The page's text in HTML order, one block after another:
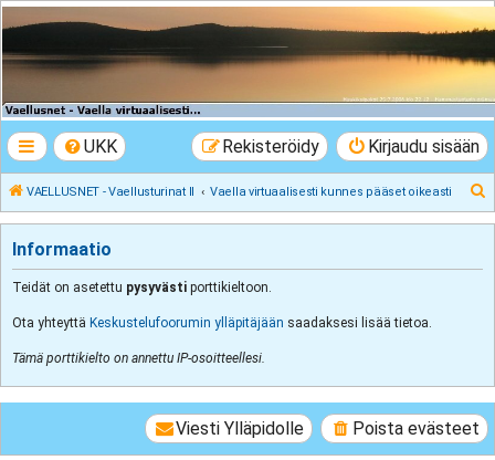
VAELLUSNET -
Vaellusturinat II
UKK Kirjaudu sisään
Rekisteröidy
VAELLUSNET - Vaellusturinat II Vaella virtuaalisesti kunnes pääset oikeasti
Informaatio
Teidät on asetettu pysyvästi porttikieltoon.
Ota yhteyttä Keskustelufoorumin ylläpitäjään saadaksesi lisää tietoa.
Tämä porttikielto on annettu IP-osoitteellesi.
Poista evästeet
Viesti Ylläpidolle